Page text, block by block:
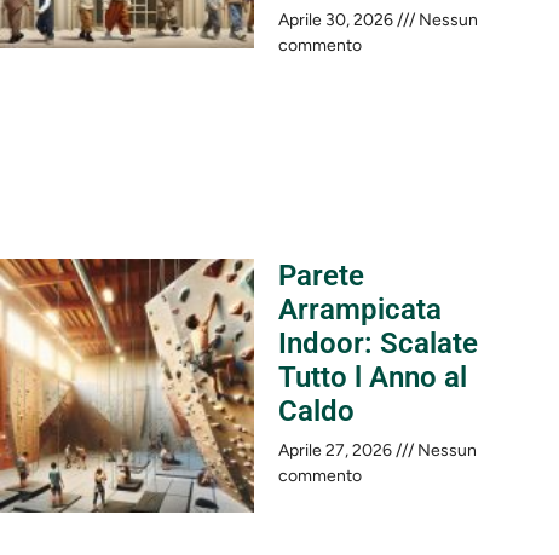
Aprile 30, 2026
Nessun
commento
Parete
Arrampicata
Indoor: Scalate
Tutto l Anno al
Caldo
Aprile 27, 2026
Nessun
commento